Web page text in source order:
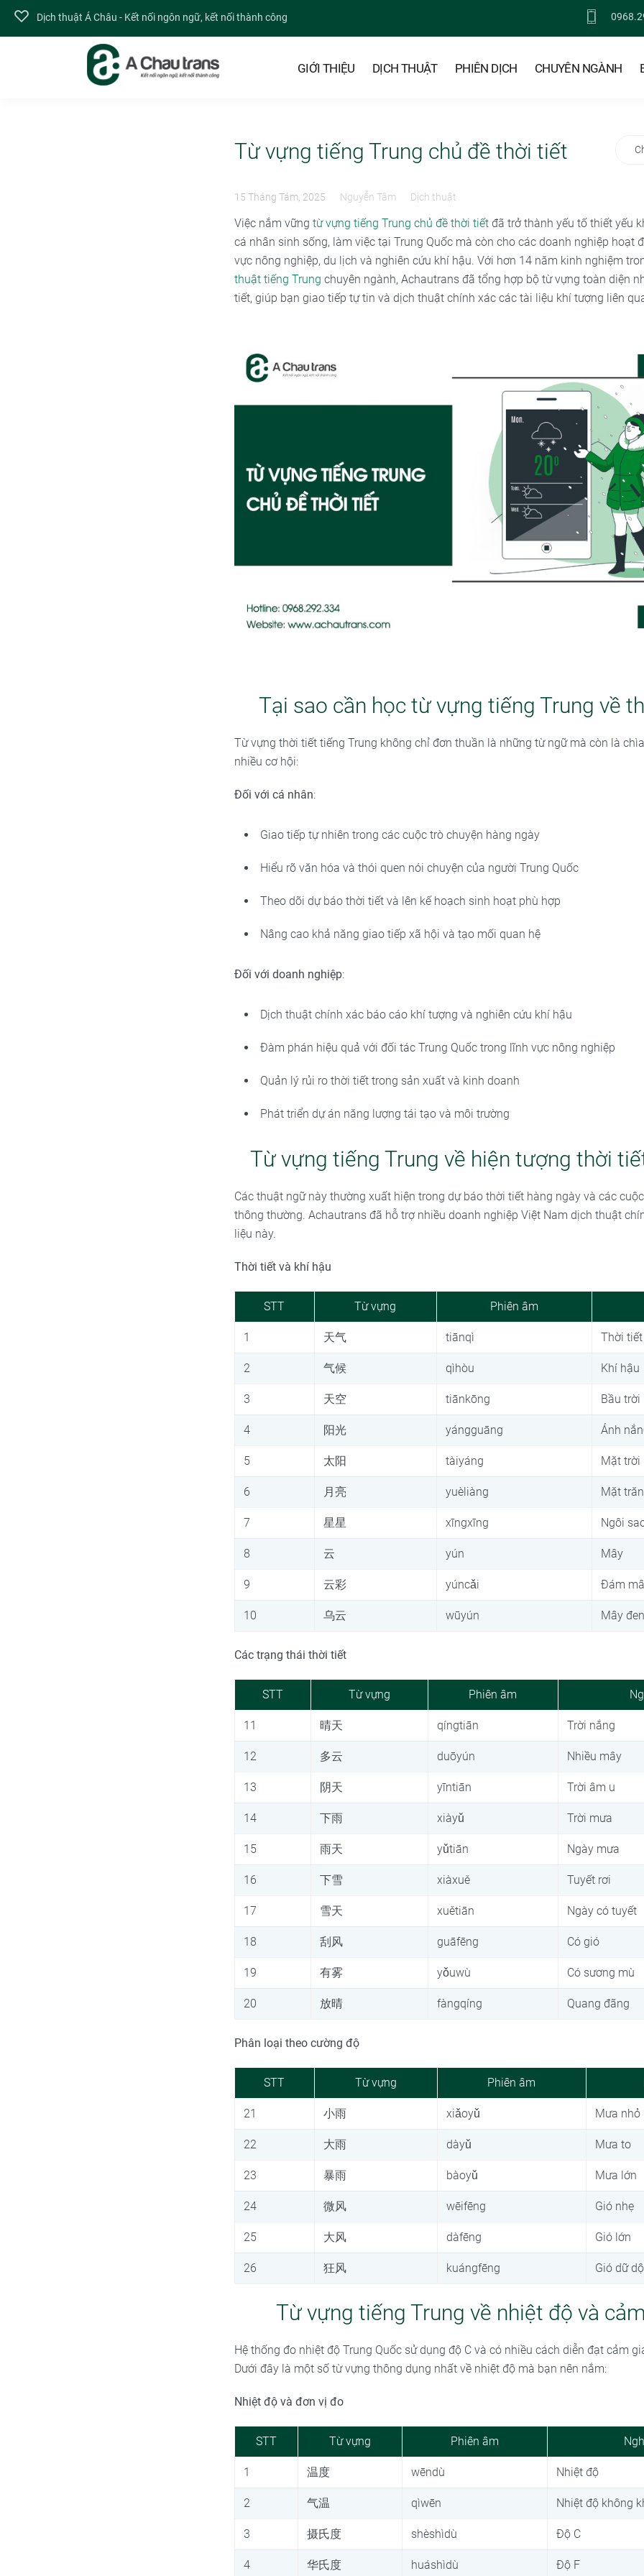
Dịch thuật Á Châu - Kết nối ngôn ngữ, kết nối thành công
GIỚI THIỆU DỊCH THUẬT PHIÊN DỊCH CHUYÊN NGÀNH
Từ vựng tiếng Trung chủ đề thời tiết
15 Tháng Tám, 2025 Nguyễn Tâm Dịch thuật
Việc nắm vững từ vựng tiếng Trung chủ đề thời tiếtđã trở thành yếu tố thiết yếu
cá nhân sinh sống, làm việc tại Trung Quốc mà còn cho các doanh nghiệp hoạt
vực nông nghiệp, du lịch và nghiên cứu khí hậu. Với hơn 14 năm kinh nghiệm
thuật tiếng Trung chuyên ngành, Achautrans đã tổng hợp bộ từ vựng toàn diện
tiết, giúp bạn giao tiếp tự tin và dịch thuật chính xác các tài liệu khí tượng liên
Tại sao cần học từ vựng tiếng Trung về
Từ vựng thời tiết tiếng Trung không chỉ đơn thuần là những từ ngữ mà còn là
nhiều cơ hội:
Đối với cá nhân:
Giao tiếp tự nhiên trong các cuộc trò chuyện hàng ngày
Hiểu rõ văn hóa và thói quen nói chuyện của người Trung Quốc
Theo dõi dự báo thời tiết và lên kế hoạch sinh hoạt phù hợp
Nâng cao khả năng giao tiếp xã hội và tạo mối quan hệ
Đối với doanh nghiệp:
Dịch thuật chính xác báo cáo khí tượng và nghiên cứu khí hậu
Đàm phán hiệu quả với đối tác Trung Quốc trong lĩnh vực nông nghiệp
Quản lý rủi ro thời tiết trong sản xuất và kinh doanh
Phát triển dự án năng lượng tái tạo và môi trường
Từ vựng tiếng Trung về hiện tượng thời
Các thuật ngữ này thường xuất hiện trong dự báo thời tiết hàng ngày và các
thông thường. Achautrans đã hỗ trợ nhiều doanh nghiệp Việt Nam dịch thuật
liệu này.
Thời tiết và khí hậu
STT Từ vựng Phiên âm
1 天气 tiānqì Thời tiết
2 气候 qìhòu Khí hậu
3 天空 tiānkōng Bầu trời
4 阳光 yángguāng Ánh
5 太阳 tàiyáng Mặt trời
6 月亮 yuèliàng Mặt
7 星星 xīngxīng Ngôi
8 云 yún Mây
9 云彩 yúncǎi Đám
10 乌云 wūyún Mây đen
Các trạng thái thời tiết
STT Từ vựng Phiên âm
11 晴天 qíngtiān Trời nắng
12 多云 duōyún Nhiều mây
13 阴天 yīntiān Trời âm u
14 下雨 xiàyǔ Trời mưa
15 雨天 yǔtiān Ngày mưa
16 下雪 xiàxuě Tuyết rơi
17 雪天 xuětiān Ngày có tuyết
18 刮风 guāfēng Có gió
19 有雾 yǒuwù Có sương mù
20 放晴 fàngqíng Quang đãng
Phân loại theo cường độ
STT Từ vựng Phiên âm
21 小雨 xiǎoyǔ Mưa nhỏ
22 大雨 dàyǔ Mưa to
23 暴雨 bàoyǔ Mưa lớn
24 微风 wēifēng Gió nhẹ
25 大风 dàfēng Gió lớn
26 狂风 kuángfēng Gió dữ
Từ vựng tiếng Trung về nhiệt độ và
Hệ thống đo nhiệt độ Trung Quốc sử dụng độ C và có nhiều cách diễn đạt cảm
Dưới đây là một số từ vựng thông dụng nhất về nhiệt độ mà bạn nên nắm:
Nhiệt độ và đơn vị đo
STT Từ vựng Phiên âm
1 温度 wēndù Nhiệt độ
2 气温 qìwēn Nhiệt độ không
3 摄氏度 shèshìdù Độ C
4 华氏度 huáshìdù Độ F